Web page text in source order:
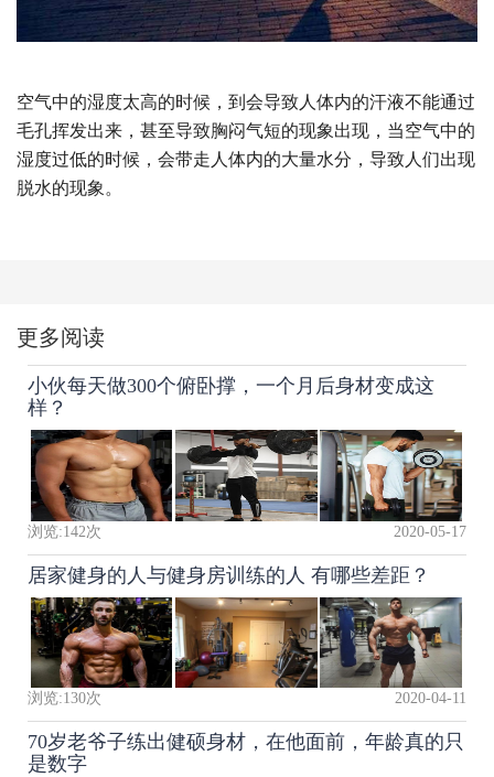
空气中的湿度太高的时候，到会导致人体内的汗液不能通过
毛孔挥发出来，甚至导致胸闷气短的现象出现，当空气中的
湿度过低的时候，会带走人体内的大量水分，导致人们出现
脱水的现象。
更多阅读
小伙每天做300个俯卧撑，一个月后身材变成这
样？
浏览:142次 2020-05-17
居家健身的人与健身房训练的人 有哪些差距？
浏览:130次 2020-04-11
70岁老爷子练出健硕身材，在他面前，年龄真的只
是数字